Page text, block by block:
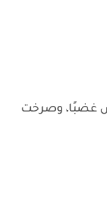
غضبًا، وصرخت